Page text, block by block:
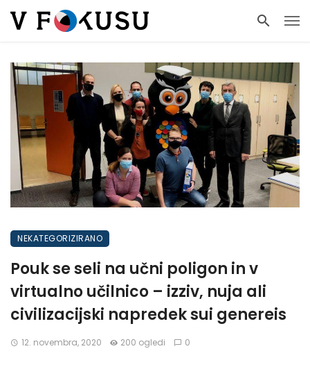
NEKATEGORIZIRANO
Pouk se seli na učni poligon in v
virtualno učilnico – izziv, nuja ali
civilizacijski napredek sui genereis
12. novembra, 2020 200 ogledi 0